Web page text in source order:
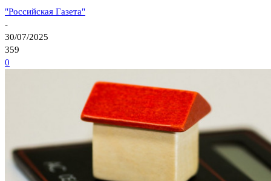
"Российская Газета"
-
30/07/2025
359
0